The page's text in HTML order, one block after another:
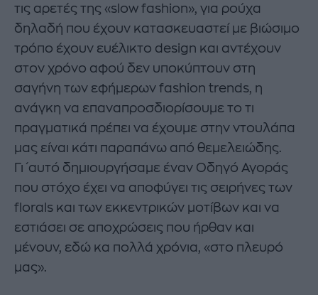
τις αρετές της «slow fashion», για ρούχα
δηλαδή που έχουν κατασκευαστεί με βιώσιμο
τρόπο έχουν ευέλικτο design και αντέχουν
στον χρόνο αφού δεν υποκύπτουν στη
σαγήνη των εφήμερων fashion trends, η
ανάγκη να επαναπροσδιορίσουμε το τι
πραγματικά πρέπει να έχουμε στην ντουλάπα
μας είναι κάτι παραπάνω από θεμελειώδης.
Γι΄αυτό δημιουργήσαμε έναν Οδηγό Αγοράς
που στόχο έχει να αποφύγει τις σειρήνες των
florals και των εκκεντρικών μοτίβων και να
εστιάσει σε αποχρώσεις που ήρθαν και
μένουν, εδώ κα πολλά χρόνια, «στο πλευρό
μας».